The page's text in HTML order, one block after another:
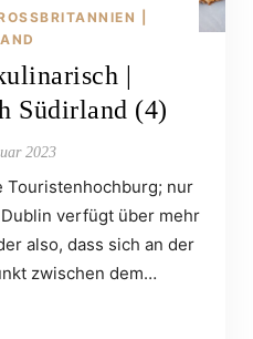
| I
|
Südirland (4)
2023
Touristenhochburg; nur
verfügt über mehr
also, dass sich an der
zwischen dem…